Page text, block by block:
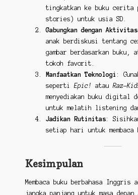
tingkatkan ke buku cerita
stories) untuk usia SD.
Gabungkan dengan
anak berdiskusi tentang
gambar berdasarkan buku,
tokoh favorit.
Manfaatkan Teknologi :
seperti Epic! atau Raz-
menyediakan buku digital
untuk melatih listening
Jadikan Rutinitas:
setiap hari untuk membaca
Kesimpulan
Membaca buku berbahasa Inggris
jangka panjang untuk masa